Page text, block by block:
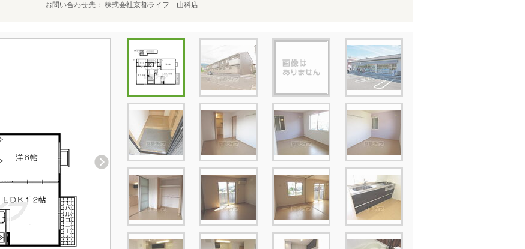
お問い合わせ先 株式会社京都ライフ 山科店